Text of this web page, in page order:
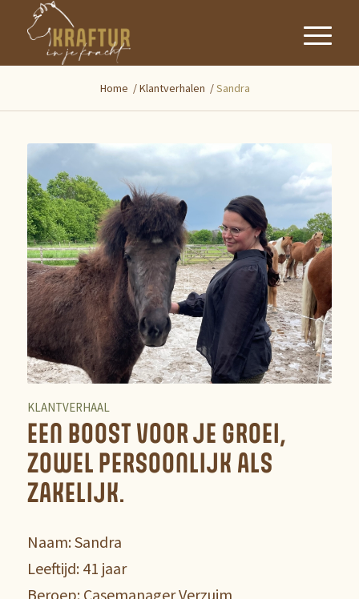
Home /Klantverhalen /Sandra
KLANTVERHAAL
EEN BOOST VOOR JE GROEI,
ZOWEL PERSOONLIJK ALS
ZAKELIJK.
Naam: Sandra
Leeftijd: 41 jaar
Beroep: Casemanager Verzuim